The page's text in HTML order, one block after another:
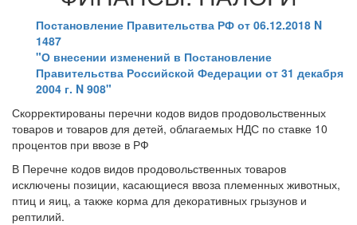
Постановление Правительства РФ от 06.12.2018 N
1487
"О внесении изменений в Постановление
Правительства Российской Федерации от 31 декабря
2004 г. N 908"
Скорректированы перечни кодов видов продовольственных
товаров и товаров для детей, облагаемых НДС по ставке 10
процентов при ввозе в РФ
В Перечне кодов видов продовольственных товаров
исключены позиции, касающиеся ввоза племенных животных,
птиц и яиц, а также корма для декоративных грызунов и
рептилий.